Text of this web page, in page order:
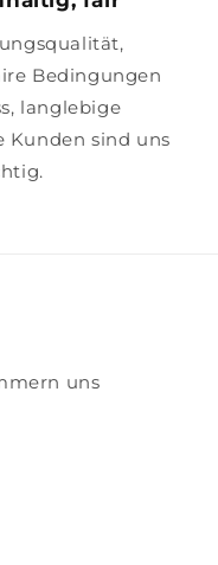
Bedingungen
langlebige
Kunden sind uns
uns